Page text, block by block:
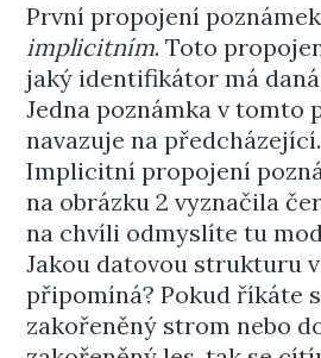
První propojení
implicitním. Toto
jaký identifikátor má
Jedna poznámka v tomto
navazuje na
Implicitní propojení
na obrázku 2 vyznačila
na chvíli odmyslíte tu
Jakou datovou strukturu
připomíná? Pokud říkáte
zakořeněný strom nebo